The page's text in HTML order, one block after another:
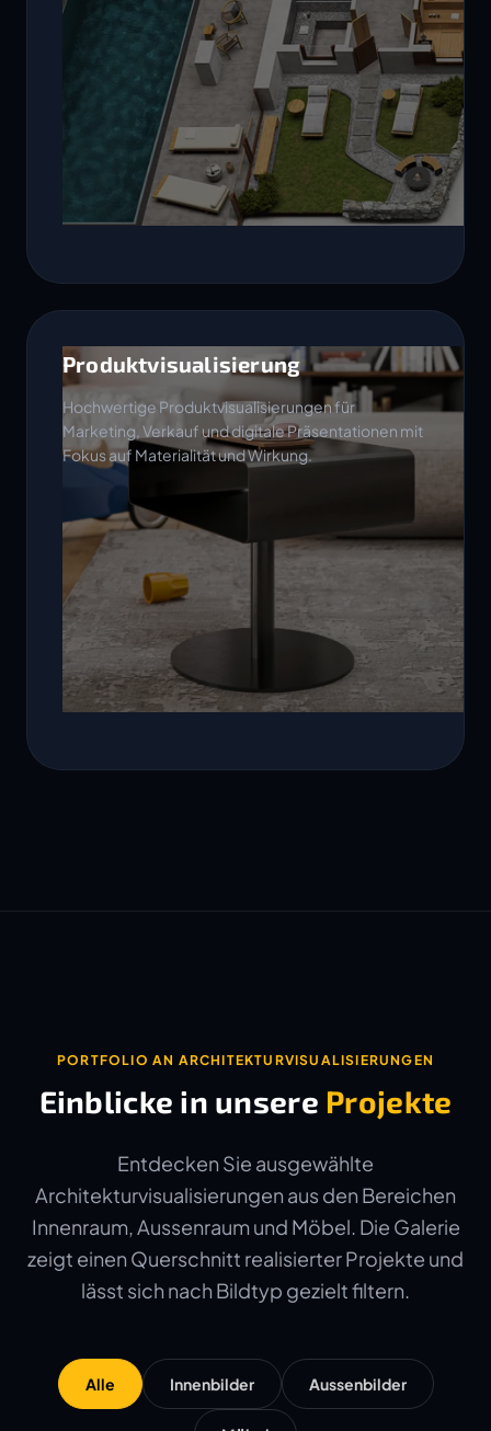
Produktvisualisierung
Hochwertige Produktvisualisierungen für
Marketing, Verkauf und digitale Präsentationen mit
Fokus auf Materialität und Wirkung.
PORTFOLIO AN ARCHITEKTURVISUALISIERUNGEN
Einblicke in unsere Projekte
Entdecken Sie ausgewählte
Architekturvisualisierungen aus den Bereichen
Innenraum, Aussenraum und Möbel. Die Galerie
zeigt einen Querschnitt realisierter Projekte und
lässt sich nach Bildtyp gezielt filtern.
Alle Innenbilder Aussenbilder